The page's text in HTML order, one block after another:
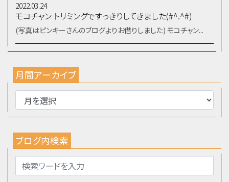
2022.03.24
モコチャン トリミングですっきりしてきました(#^.^#)
(写真はピンキーさんのブログよりお借りしました) モコチャン...
月間アーカイブ
ブログ内検索